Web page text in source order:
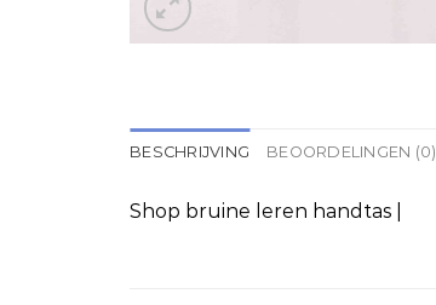
BESCHRIJVING BEOORDELINGEN (0)
Shop bruine leren handtas |